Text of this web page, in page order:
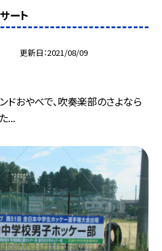
ート
更新日 2021/08/09
ドおやべで、吹奏楽部のさよなら
...